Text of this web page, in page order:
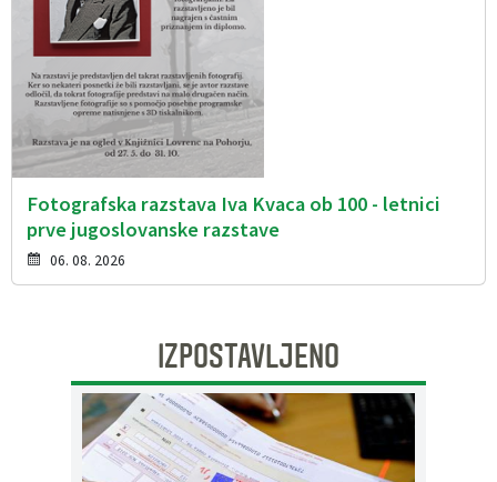
Fotografska razstava Iva Kvaca ob 100 - letnici
prve jugoslovanske razstave
06. 08. 2026
IZPOSTAVLJENO